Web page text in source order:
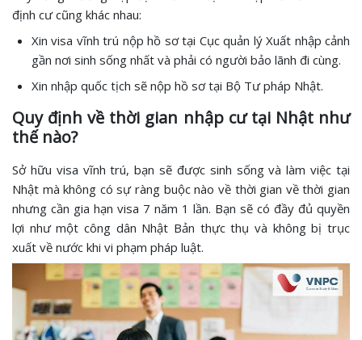
định cư cũng khác nhau:
Xin visa vĩnh trú nộp hồ sơ tại Cục quản lý Xuất nhập cảnh
gần nơi sinh sống nhất và phải có người bảo lãnh đi cùng.
Xin nhập quốc tịch sẽ nộp hồ sơ tại Bộ Tư pháp Nhật.
Quy định về thời gian nhập cư tại Nhật như
thế nào?
Sở hữu visa vĩnh trú, bạn sẽ được sinh sống và làm việc tại
Nhật mà không có sự ràng buộc nào về thời gian về thời gian
nhưng cần gia hạn visa 7 năm 1 lần. Bạn sẽ có đầy đủ quyền
lợi như một công dân Nhật Bản thực thụ và không bị trục
xuất về nước khi vi phạm pháp luật.